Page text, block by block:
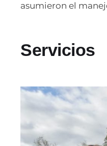
asumieron el
Servicios